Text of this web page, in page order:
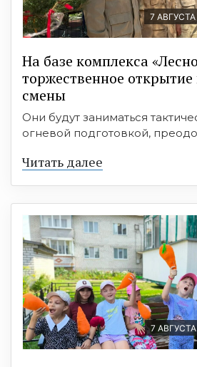
7 АВГУСТА
На базе комплекса
торжественное
смены
Они будут заниматься
огневой подготовкой,
Читать далее
7